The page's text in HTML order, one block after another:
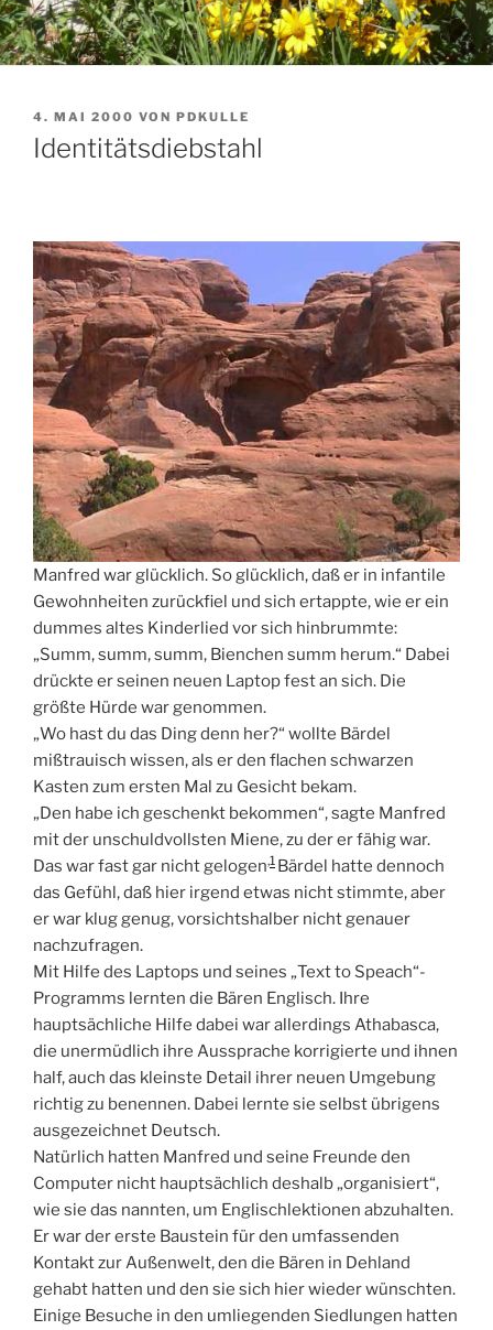
VERÖFFENTLICHT
AM
4. MAI 2000 VON PDKULLE
Identitätsdiebstahl
Manfred war glücklich. So glücklich, daß er in infantile
Gewohnheiten zurückfiel und sich ertappte, wie er ein
dummes altes Kinderlied vor sich hinbrummte:
„Summ, summ, summ, Bienchen summ herum.“ Dabei
drückte er seinen neuen Laptop fest an sich. Die
größte Hürde war genommen.
„Wo hast du das Ding denn her?“ wollte Bärdel
mißtrauisch wissen, als er den flachen schwarzen
Kasten zum ersten Mal zu Gesicht bekam.
„Den habe ich geschenkt bekommen“, sagte Manfred
mit der unschuldvollsten Miene, zu der er fähig war.
Das war fast gar nicht gelogen,1 Bärdel hatte dennoch
das Gefühl, daß hier irgend etwas nicht stimmte, aber
er war klug genug, vorsichtshalber nicht genauer
nachzufragen.
Mit Hilfe des Laptops und seines „Text to Speach“-
Programms lernten die Bären Englisch. Ihre
hauptsächliche Hilfe dabei war allerdings Athabasca,
die unermüdlich ihre Aussprache korrigierte und ihnen
half, auch das kleinste Detail ihrer neuen Umgebung
richtig zu benennen. Dabei lernte sie selbst übrigens
ausgezeichnet Deutsch.
Natürlich hatten Manfred und seine Freunde den
Computer nicht hauptsächlich deshalb „organisiert“,
wie sie das nannten, um Englischlektionen abzuhalten.
Er war der erste Baustein für den umfassenden
Kontakt zur Außenwelt, den die Bären in Dehland
gehabt hatten und den sie sich hier wieder wünschten.
Einige Besuche in den umliegenden Siedlungen hatten